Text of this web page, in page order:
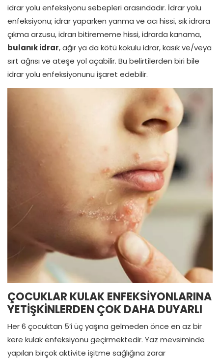
idrar yolu enfeksiyonu sebepleri arasındadır. İdrar yolu
enfeksiyonu; idrar yaparken yanma ve acı hissi, sık idrara
çıkma arzusu, idrarı bitirememe hissi, idrarda kanama,
bulanık idrar, ağır ya da kötü kokulu idrar, kasık ve/veya
sırt ağrısı ve ateşe yol açabilir. Bu belirtilerden biri bile
idrar yolu enfeksiyonunu işaret edebilir.
ÇOCUKLAR KULAK ENFEKSİYONLARINA
YETİŞKİNLERDEN ÇOK DAHA DUYARLI
Her 6 çocuktan 5’i üç yaşına gelmeden önce en az bir
kere kulak enfeksiyonu geçirmektedir. Yaz mevsiminde
yapılan birçok aktivite işitme sağlığına zarar